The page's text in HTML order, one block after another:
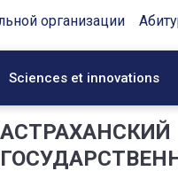
организации
Sciences et innovations
АСТРАХАНСКИЙ